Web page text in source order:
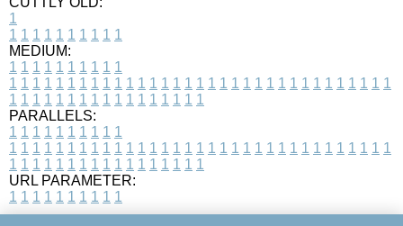
1
1 1 1 1 1 1 1 1 1 1
MEDIUM:
1 1 1 1 1 1 1 1 1 1
1 1 1 1 1 1 1 1 1 1 1 1 1 1 1 1 1 1 1 1 1 1 1 1 1 1 1 1 1 1 1 1 1
1 1 1 1 1 1 1 1 1 1 1 1 1 1 1 1 1
PARALLELS:
1 1 1 1 1 1 1 1 1 1
1 1 1 1 1 1 1 1 1 1 1 1 1 1 1 1 1 1 1 1 1 1 1 1 1 1 1 1 1 1 1 1 1
1 1 1 1 1 1 1 1 1 1 1 1 1 1 1 1 1
URL PARAMETER:
1 1 1 1 1 1 1 1 1 1